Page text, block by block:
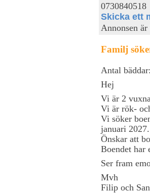
0730840518
Skicka ett
Annonsen
Familj
Antal
Hej
Vi är 2
Vi är rök-
Vi söker
januari
Önskar att
Boendet har
Ser fram
Mvh
Filip och